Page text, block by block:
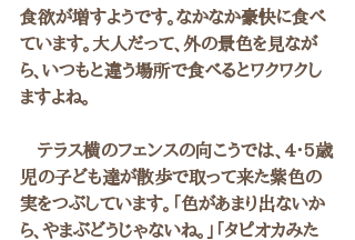
食欲が増すようです。なかなか豪快に食べ
ています。大人だって、外の景色を見なが
ら、いつもと違う場所で食べるとワクワクし
ますよね。
テラス横のフェンスの向こうでは、4・5歳
児の子ども達が散歩で取って来た紫色の
実をつぶしています。「色があまり出ないか
ら、やまぶどうじゃないね。」「タピオカみた